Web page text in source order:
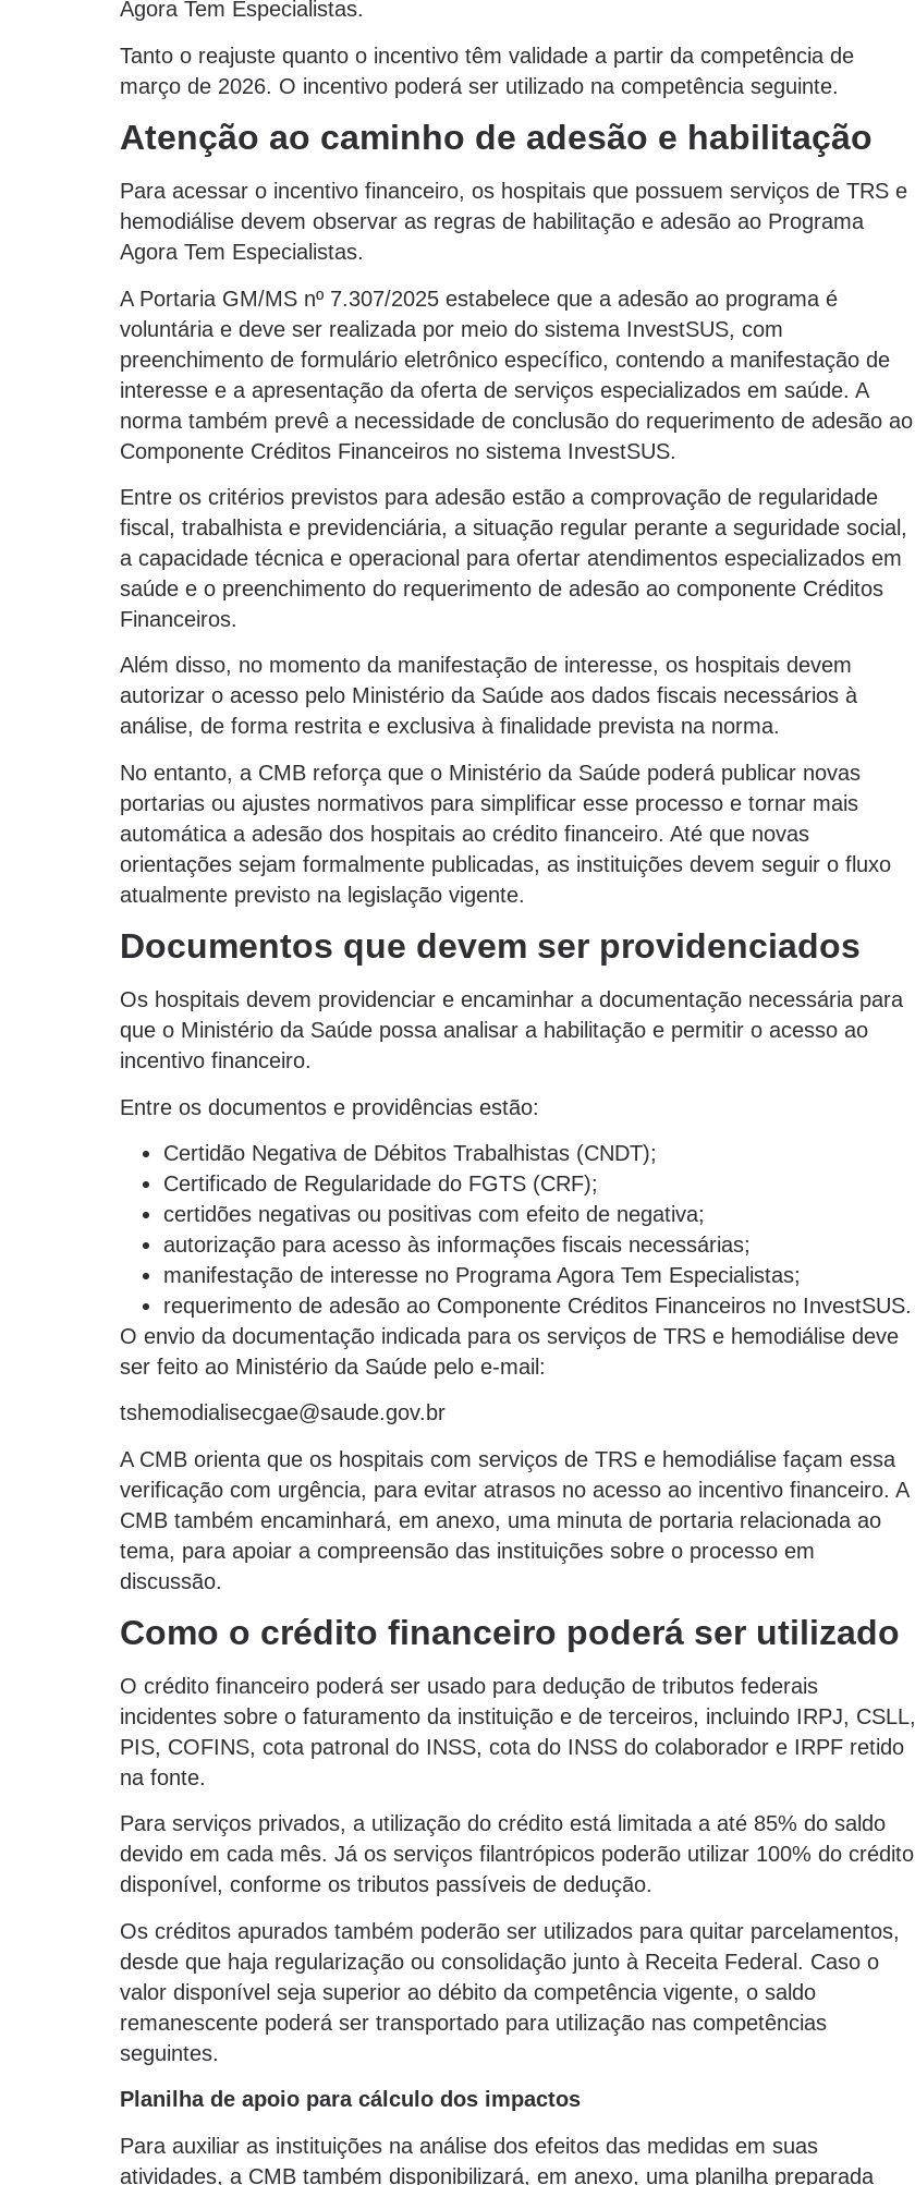
Agora Tem Especialistas.
Tanto o reajuste quanto o incentivo têm validade a partir da competência de
março de 2026. O incentivo poderá ser utilizado na competência seguinte.
Atenção ao caminho de adesão e habilitação
Para acessar o incentivo financeiro, os hospitais que possuem serviços de TRS e
hemodiálise devem observar as regras de habilitação e adesão ao Programa
Agora Tem Especialistas.
A Portaria GM/MS nº 7.307/2025 estabelece que a adesão ao programa é
voluntária e deve ser realizada por meio do sistema InvestSUS, com
preenchimento de formulário eletrônico específico, contendo a manifestação de
interesse e a apresentação da oferta de serviços especializados em saúde. A
norma também prevê a necessidade de conclusão do requerimento de adesão ao
Componente Créditos Financeiros no sistema InvestSUS.
Entre os critérios previstos para adesão estão a comprovação de regularidade
fiscal, trabalhista e previdenciária, a situação regular perante a seguridade social,
a capacidade técnica e operacional para ofertar atendimentos especializados em
saúde e o preenchimento do requerimento de adesão ao componente Créditos
Financeiros.
Além disso, no momento da manifestação de interesse, os hospitais devem
autorizar o acesso pelo Ministério da Saúde aos dados fiscais necessários à
análise, de forma restrita e exclusiva à finalidade prevista na norma.
No entanto, a CMB reforça que o Ministério da Saúde poderá publicar novas
portarias ou ajustes normativos para simplificar esse processo e tornar mais
automática a adesão dos hospitais ao crédito financeiro. Até que novas
orientações sejam formalmente publicadas, as instituições devem seguir o fluxo
atualmente previsto na legislação vigente.
Documentos que devem ser providenciados
Os hospitais devem providenciar e encaminhar a documentação necessária para
que o Ministério da Saúde possa analisar a habilitação e permitir o acesso ao
incentivo financeiro.
Entre os documentos e providências estão:
Certidão Negativa de Débitos Trabalhistas (CNDT);
Certificado de Regularidade do FGTS (CRF);
certidões negativas ou positivas com efeito de negativa;
autorização para acesso às informações fiscais necessárias;
manifestação de interesse no Programa Agora Tem Especialistas;
requerimento de adesão ao Componente Créditos Financeiros no InvestSUS.
O envio da documentação indicada para os serviços de TRS e hemodiálise deve
ser feito ao Ministério da Saúde pelo e-mail:
tshemodialisecgae@saude.gov.br
A CMB orienta que os hospitais com serviços de TRS e hemodiálise façam essa
verificação com urgência, para evitar atrasos no acesso ao incentivo financeiro. A
CMB também encaminhará, em anexo, uma minuta de portaria relacionada ao
tema, para apoiar a compreensão das instituições sobre o processo em
discussão.
Como o crédito financeiro poderá ser utilizado
O crédito financeiro poderá ser usado para dedução de tributos federais
incidentes sobre o faturamento da instituição e de terceiros, incluindo IRPJ, CSLL,
PIS, COFINS, cota patronal do INSS, cota do INSS do colaborador e IRPF retido
na fonte.
Para serviços privados, a utilização do crédito está limitada a até 85% do saldo
devido em cada mês. Já os serviços filantrópicos poderão utilizar 100% do crédito
disponível, conforme os tributos passíveis de dedução.
Os créditos apurados também poderão ser utilizados para quitar parcelamentos,
desde que haja regularização ou consolidação junto à Receita Federal. Caso o
valor disponível seja superior ao débito da competência vigente, o saldo
remanescente poderá ser transportado para utilização nas competências
seguintes.
Planilha de apoio para cálculo dos impactos
Para auxiliar as instituições na análise dos efeitos das medidas em suas
atividades, a CMB também disponibilizará, em anexo, uma planilha preparada